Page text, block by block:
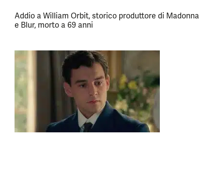
Addio a William Orbit, storico produttore di Madonna
e Blur, morto a 69 anni